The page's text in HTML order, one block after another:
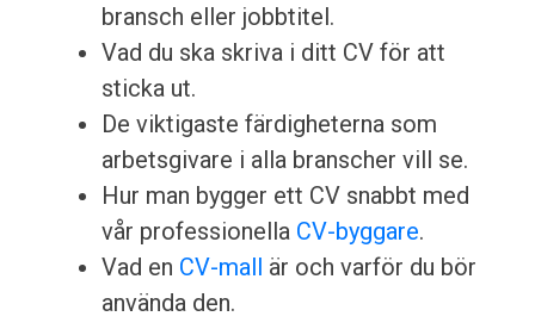
bransch eller jobbtitel.
Vad du ska skriva i ditt CV för att
sticka ut.
De viktigaste färdigheterna som
arbetsgivare i alla branscher vill se.
Hur man bygger ett CV snabbt med
vår professionella CV-byggare.
Vad en CV-mall är och varför du bör
använda den.